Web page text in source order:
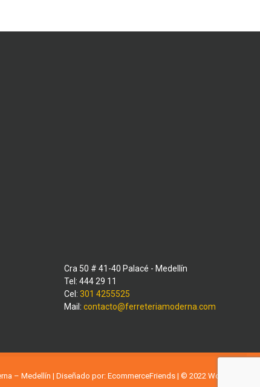
Cra 50 # 41-40 Palacé - Medellín
Tel: 444 29 11
Cel: 301 4255525
Mail: contacto@ferreteriamoderna.com
– Medellín | Diseñado por:EcommerceFriends | © 2022 WordPress